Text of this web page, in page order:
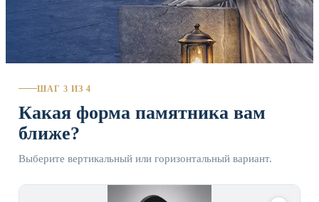
ШАГ 3 ИЗ 4
Какая форма памятника вам
ближе?
Выберите вертикальный или горизонтальный вариант.